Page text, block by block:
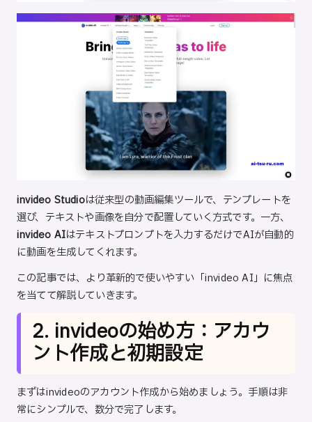
invideo Studioは従来型の動画編集ツールで、テンプレートを
選び、テキストや画像を自分で配置していく方式です。一方、
invideo AIはテキストプロンプトを入力するだけでAIが自動的
に動画を生成してくれます。
この記事では、より革新的で使いやすい「invideo AI」に焦点
を当てて解説していきます。
2. invideoの始め方：アカウ
ント作成と初期設定
まずはinvideoのアカウント作成から始めましょう。手順は非
常にシンプルで、数分で完了します。